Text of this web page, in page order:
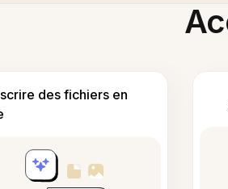
des fichiers en